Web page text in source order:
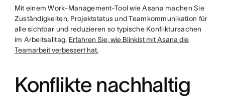
Mit einem Work-Management-Tool wie Asana machen Sie
Zuständigkeiten, Projektstatus und Teamkommunikation für
alle sichtbar und reduzieren so typische Konfliktursachen
im Arbeitsalltag. Erfahren Sie, wie Blinkist mit Asana die
Teamarbeit verbessert hat.
Konflikte nachhaltig